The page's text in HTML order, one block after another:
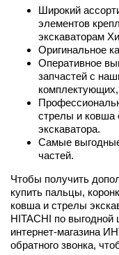
Широкий
элементов
экскаваторам
Оригинальное
Оперативное
запчастей с
стрелы и ковша
экскаватора.
Самые
частей.
Чтобы получить
купить пальцы,
ковша и стрелы
HITACHI по выгодной
интернет-магазина
обратного звонка,